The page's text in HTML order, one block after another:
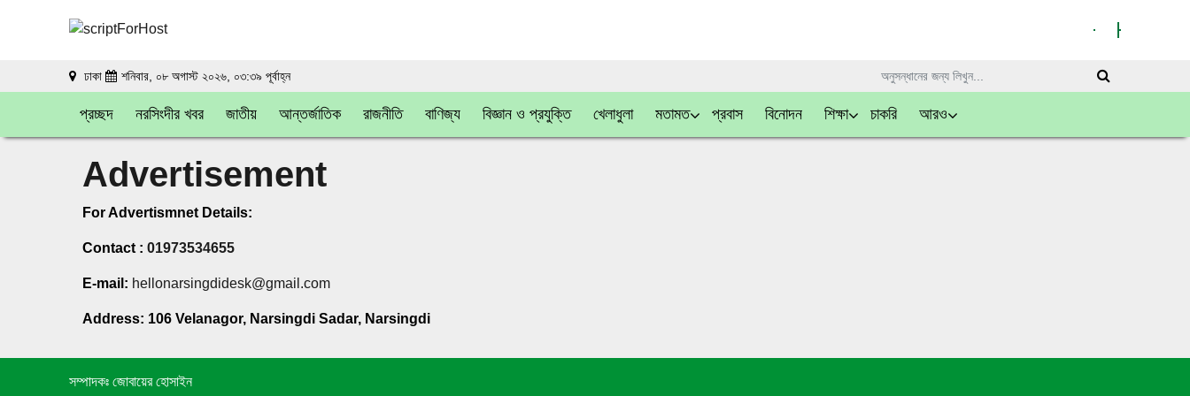
ঢাকা শনিবার, ০৮ অগাস্ট ২০২৬, ০৩:৩৯ পূর্বাহ্ন
প্রচ্ছদ নরসিংদীর খবর জাতীয় আন্তর্জাতিক রাজনীতি বাণিজ্য বিজ্ঞান ও প্রযুক্তি খেলাধুলা মতামত প্রবাস বিনোদন শিক্ষা চাকরি আরও
Advertisement
For Advertismnet Details:
Contact : 01973534655
E-mail: hellonarsingdidesk@gmail.com
Address: 106 Velanagor, Narsingdi Sadar, Narsingdi
সম্পাদকঃ জোবায়ের হোসাইন